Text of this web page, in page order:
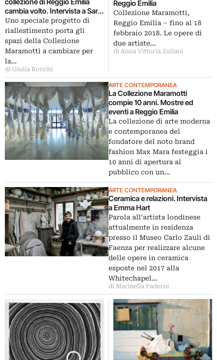
cambia volto. Intervista a Sara
Piccinini
Uno speciale progetto di
riallestimento porta gli
spazi della Collezione
Maramotti a cambiare per
la…
di Giulia Ronchi
Reggio Emilia
Collezione Maramotti,
Reggio Emilia ‒ fino al 18
febbraio 2018. Le opere di
due artiste…
di Anna Vittoria Zuliani
ARTE CONTEMPORANEA
La Collezione Maramotti
compie 10 anni. Mostre ed
eventi a Reggio Emilia
La collezione di arte moderna
e contemporanea del
fondatore del noto brand
fashion Max Mara festeggia i
10 anni di apertura al
pubblico con un…
ARTE CONTEMPORANEA
Ceramica e relazioni. Intervista
a Emma Hart
Parola all’artista londinese
attualmente in residenza
presso il Museo Carlo Zauli di
Faenza per realizzare alcune
delle opere in ceramica
esposte nel 2017 alla
Whitechapel…
di Marinella Paderni